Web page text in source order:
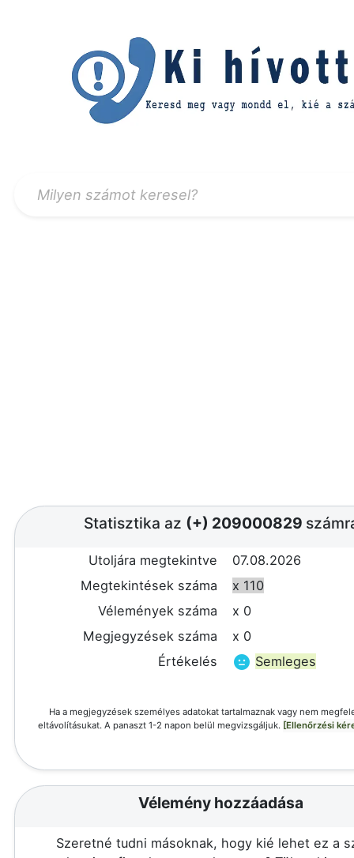
Statisztika az (+) 209000829
Utoljára megtekintve
07.08.2026
Megtekintések száma
x 110
Vélemények száma
x 0
Megjegyzések száma
x 0
Értékelés
Semleges
Ha a megjegyzések személyes adatokat tartalmaznak vagy nem
eltávolításukat. A panaszt 1-2 napon belül megvizsgáljuk. [Ellenőrzési
Vélemény hozzáadása
Szeretné tudni másoknak, hogy kié lehet ez a